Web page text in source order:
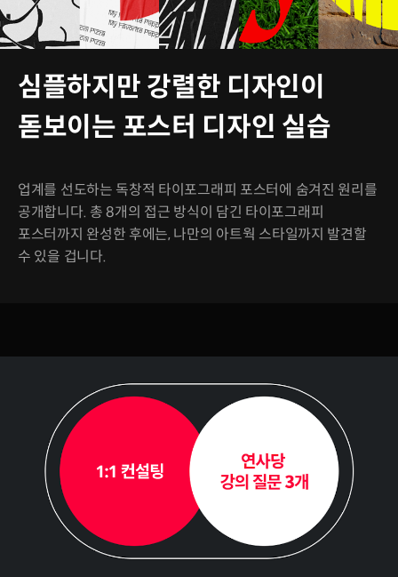
심플하지만 강렬한 디자인이
돋보이는 포스터 디자인 실습
업계를 선도하는 독창적 타이포그래피 포스터에 숨겨진 원리를
공개합니다. 총 8개의 접근 방식이 담긴 타이포그래피
포스터까지 완성한 후에는, 나만의 아트웍 스타일까지 발견할
수 있을 겁니다.